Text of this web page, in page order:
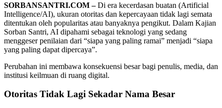
SORBANSANTRI.COM –Di era kecerdasan buatan (Artificial
Intelligence/AI), ukuran otoritas dan kepercayaan tidak lagi semata
ditentukan oleh popularitas atau banyaknya pengikut. Dalam Kajian
Sorban Santri, AI dipahami sebagai teknologi yang sedang
menggeser penilaian dari “siapa yang paling ramai” menjadi “siapa
yang paling dapat dipercaya”.
Perubahan ini membawa konsekuensi besar bagi penulis, media, dan
institusi keilmuan di ruang digital.
Otoritas Tidak Lagi Sekadar Nama Besar